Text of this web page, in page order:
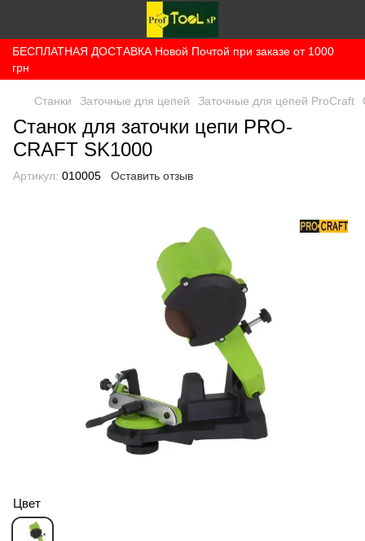
БЕСПЛАТНАЯ ДОСТАВКА Новой Почтой при заказе от 1000
грн
Станки Заточные для цепей Заточные для цепей ProCraft
Станок для заточки цепи PRO-
CRAFT SK1000
Артикул: 010005 Оставить отзыв
Цвет